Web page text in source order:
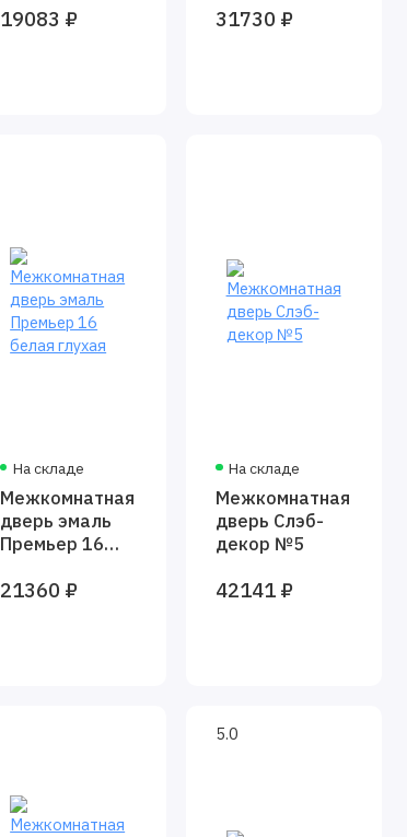
19083 ₽
остекление
31730 ₽
На складе
Межкомнатная
дверь эмаль
Премьер 16
21360 ₽
На складе
Межкомнатная
дверь Слэб-
декор №5
42141 ₽
5.0